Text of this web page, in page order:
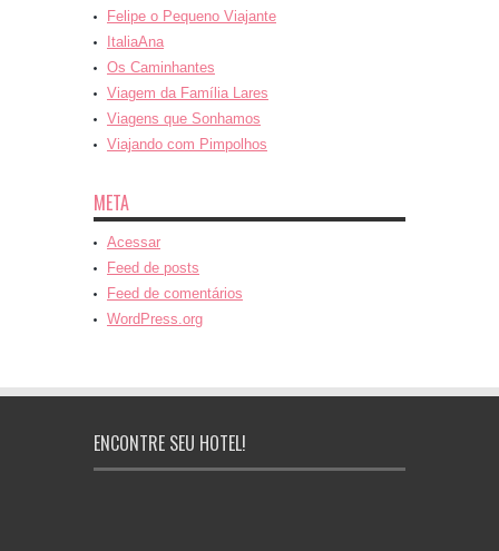
Felipe o Pequeno Viajante
ItaliaAna
Os Caminhantes
Viagem da Família Lares
Viagens que Sonhamos
Viajando com Pimpolhos
META
Acessar
Feed de posts
Feed de comentários
WordPress.org
ENCONTRE SEU HOTEL!